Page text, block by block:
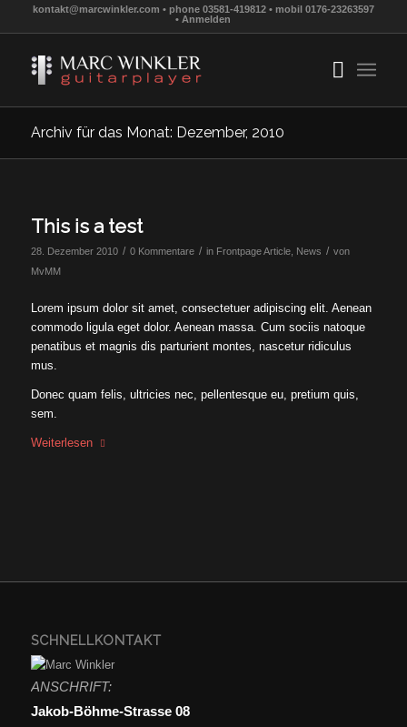
kontakt@marcwinkler.com • phone 03581-419812 • mobil 0176-23263597
• Anmelden
Archiv für das Monat: Dezember, 2010
This is a test
28. Dezember 2010 / 0 Kommentare / in Frontpage Article, News / von
MvMM
Lorem ipsum dolor sit amet, consectetuer adipiscing elit. Aenean
commodo ligula eget dolor. Aenean massa. Cum sociis natoque
penatibus et magnis dis parturient montes, nascetur ridiculus
mus.
Donec quam felis, ultricies nec, pellentesque eu, pretium quis,
sem.
Weiterlesen
SCHNELLKONTAKT
ANSCHRIFT:
Jakob-Böhme-Strasse 08